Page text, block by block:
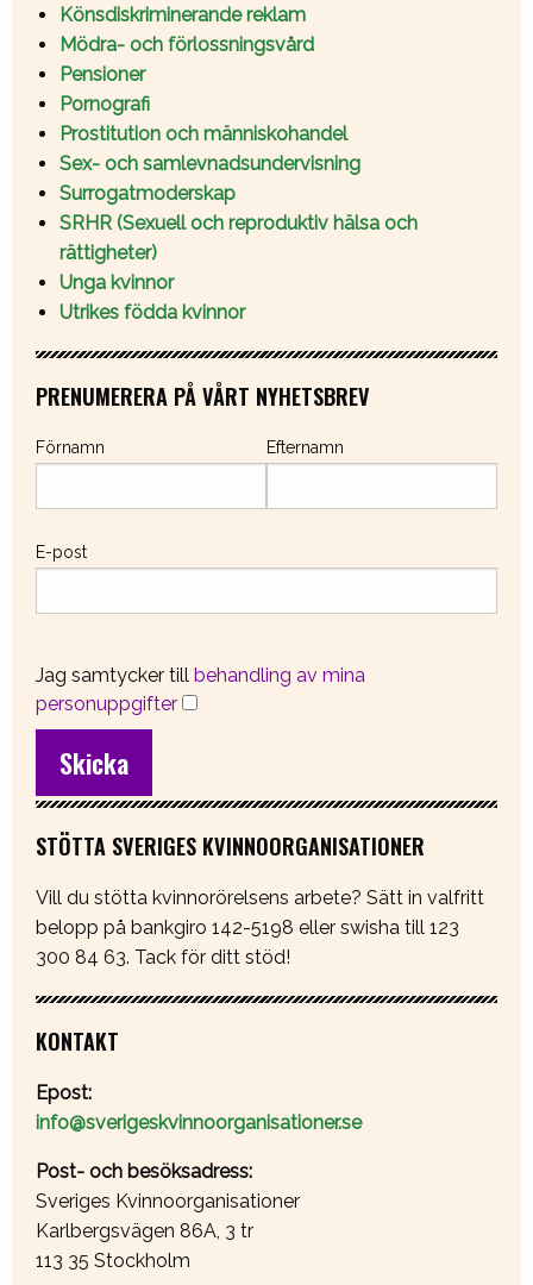
Könsdiskriminerande reklam
Mödra- och förlossningsvård
Pensioner
Pornografi
Prostitution och människohandel
Sex- och samlevnadsundervisning
Surrogatmoderskap
SRHR (Sexuell och reproduktiv hälsa och
rättigheter)
Unga kvinnor
Utrikes födda kvinnor
PRENUMERERA PÅ VÅRT NYHETSBREV
Förnamn Efternamn
E-post
Jag samtycker till behandling av mina
personuppgifter
STÖTTA SVERIGES KVINNOORGANISATIONER
Vill du stötta kvinnorörelsens arbete? Sätt in valfritt
belopp på bankgiro 142-5198 eller swisha till 123
300 84 63. Tack för ditt stöd!
KONTAKT
Epost:
info@sverigeskvinnoorganisationer.se
Post- och besöksadress:
Sveriges Kvinnoorganisationer
Karlbergsvägen 86A, 3 tr
113 35 Stockholm